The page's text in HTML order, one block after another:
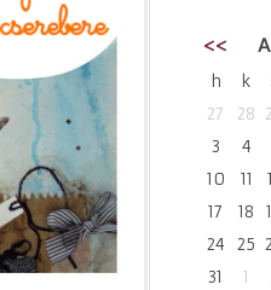
<<
h k
27
28
3
4
10
11
17
18
24
25
31
1